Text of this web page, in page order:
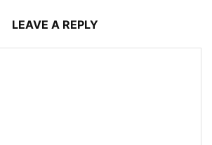
LEAVE A REPLY